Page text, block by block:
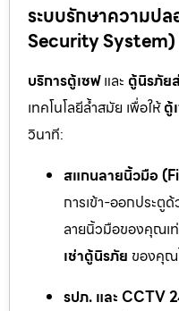
ระบบรักษาความป
Security System)
บริการตู้เซฟและ ตู้นิรภัย
เทคโนโลยีล้ำสมัย เพื่อให้ตู้
วินาที:
สแกนลายนิ้วมือ
การเข้า-ออกประตู
ลายนิ้วมือของคุณเท่
เช่าตู้นิรภัย ของคุณ
รปภ. และ CCTV